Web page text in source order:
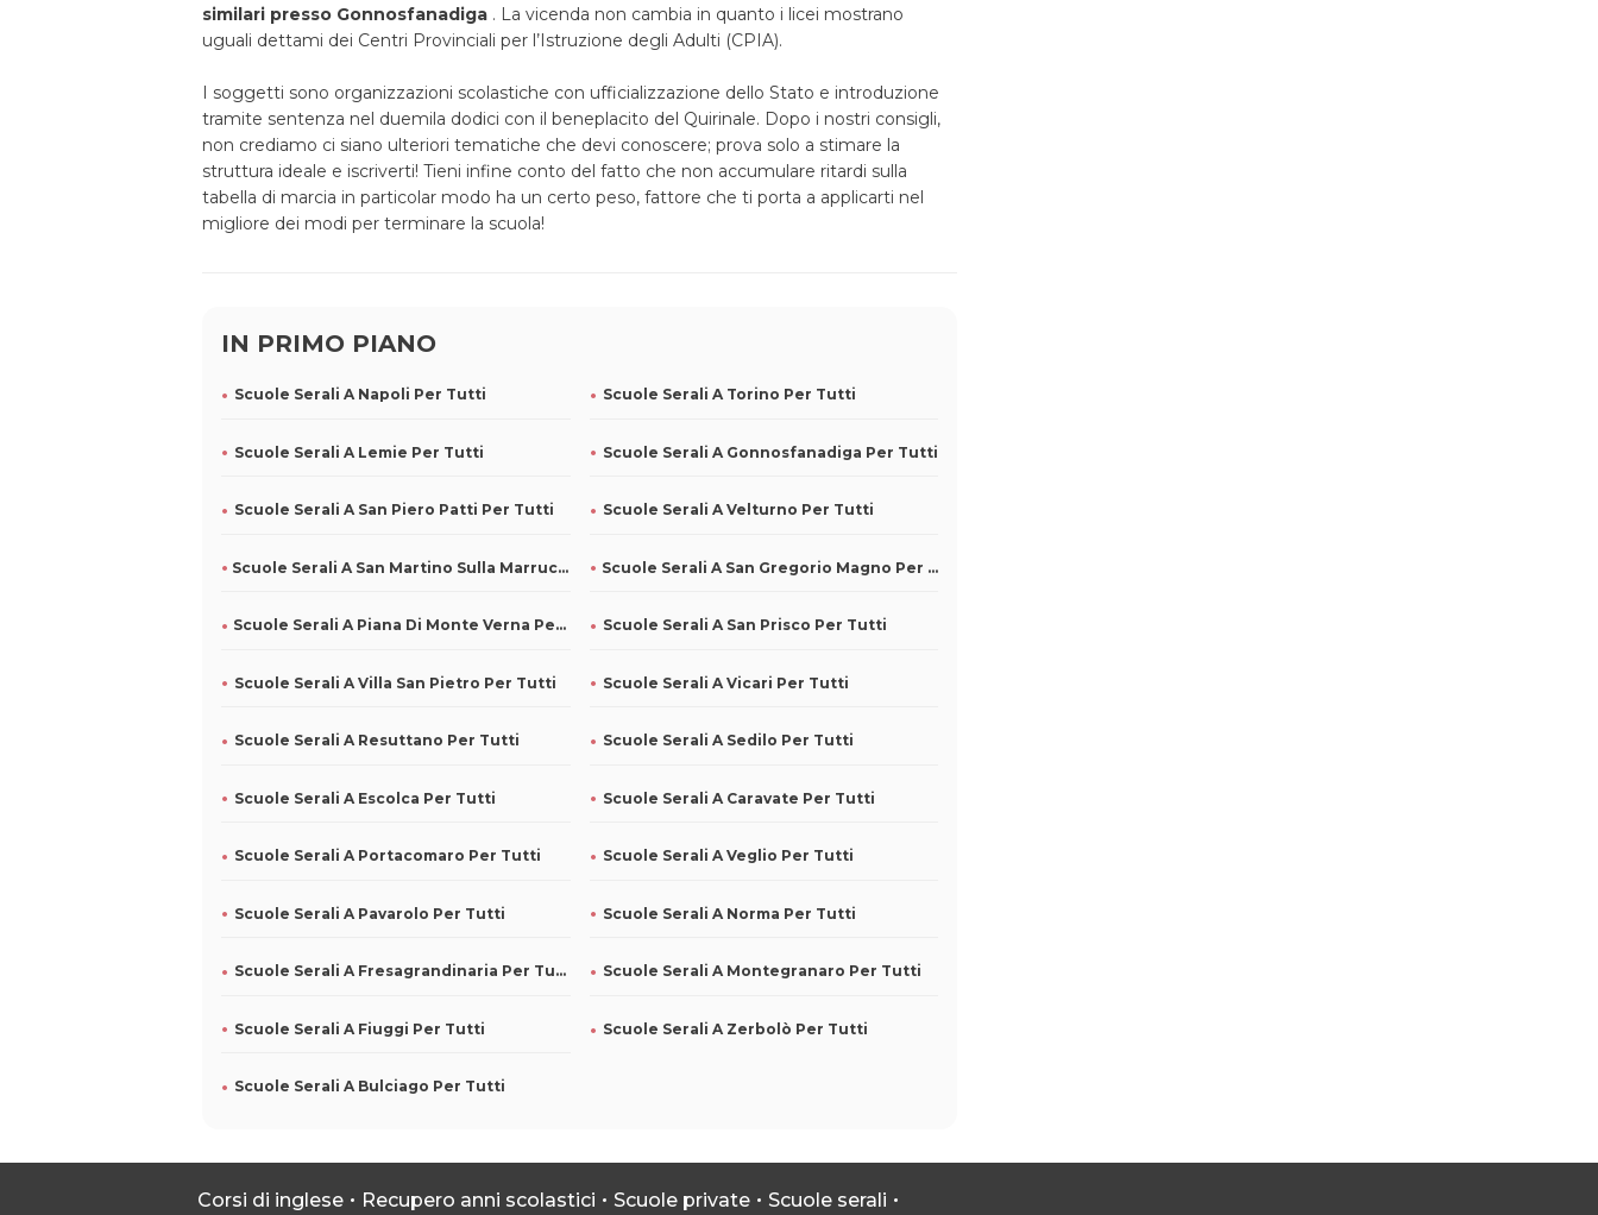
similari presso Gonnosfanadiga . La vicenda non cambia in quanto i licei mostrano
uguali dettami dei Centri Provinciali per l’Istruzione degli Adulti (CPIA).
I soggetti sono organizzazioni scolastiche con ufficializzazione dello Stato e introduzione
tramite sentenza nel duemila dodici con il beneplacito del Quirinale. Dopo i nostri consigli,
non crediamo ci siano ulteriori tematiche che devi conoscere; prova solo a stimare la
struttura ideale e iscriverti! Tieni infine conto del fatto che non accumulare ritardi sulla
tabella di marcia in particolar modo ha un certo peso, fattore che ti porta a applicarti nel
migliore dei modi per terminare la scuola!
IN PRIMO PIANO
Scuole Serali A Napoli Per Tutti Scuole Serali A Torino Per Tutti
Scuole Serali A Lemie Per Tutti Scuole Serali A Gonnosfanadiga Per Tutti
Scuole Serali A San Piero Patti Per Tutti Scuole Serali A Velturno Per Tutti
Scuole Serali A San Martino Sulla Marrucina Per Tutti Scuole Serali A San Gregorio Magno Per Tutti
Scuole Serali A Piana Di Monte Verna Per Tutti Scuole Serali A San Prisco Per Tutti
Scuole Serali A Villa San Pietro Per Tutti Scuole Serali A Vicari Per Tutti
Scuole Serali A Resuttano Per Tutti Scuole Serali A Sedilo Per Tutti
Scuole Serali A Escolca Per Tutti Scuole Serali A Caravate Per Tutti
Scuole Serali A Portacomaro Per Tutti Scuole Serali A Veglio Per Tutti
Scuole Serali A Pavarolo Per Tutti Scuole Serali A Norma Per Tutti
Scuole Serali A Fresagrandinaria Per Tutti Scuole Serali A Montegranaro Per Tutti
Scuole Serali A Fiuggi Per Tutti Scuole Serali A Zerbolò Per Tutti
Scuole Serali A Bulciago Per Tutti
Corsi di inglese Recupero anni scolastici Scuole private
Scuole serali